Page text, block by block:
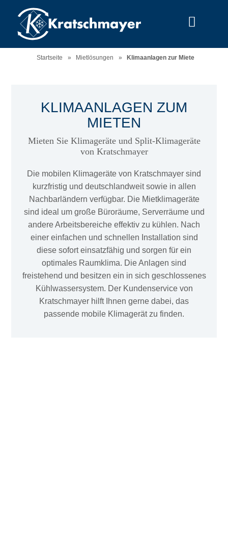
Startseite » Mietlösungen » Klimaanlagen zur Miete
KLIMAANLAGEN ZUM
MIETEN
Mieten Sie Klimageräte und Split-Klimageräte
von Kratschmayer
Die mobilen Klimageräte von Kratschmayer sind
kurzfristig und deutschlandweit sowie in allen
Nachbarländern verfügbar. Die Mietklimageräte
sind ideal um große Büroräume, Serverräume und
andere Arbeitsbereiche effektiv zu kühlen. Nach
einer einfachen und schnellen Installation sind
diese sofort einsatzfähig und sorgen für ein
optimales Raumklima. Die Anlagen sind
freistehend und besitzen ein in sich geschlossenes
Kühlwassersystem. Der Kundenservice von
Kratschmayer hilft Ihnen gerne dabei, das
passende mobile Klimagerät zu finden.